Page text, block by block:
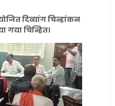
दिव्यांग चिन्हांकन
गया चिन्हित।